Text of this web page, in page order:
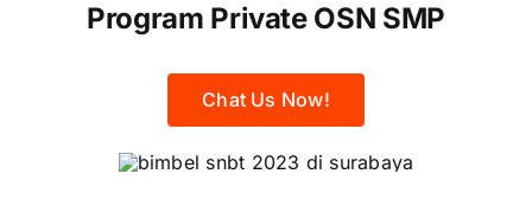
Program Private OSN SMP
Chat Us Now!